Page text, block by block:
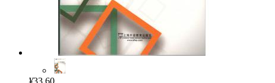
¥33.60